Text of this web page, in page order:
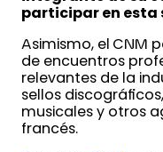
participar en esta
Asimismo, el CNM
de encuentros
relevantes de la
sellos
musicales y otros
francés.